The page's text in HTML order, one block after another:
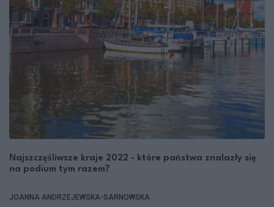
Najszczęśliwsze kraje 2022 - które państwa znalazły się
na podium tym razem?
JOANNA ANDRZEJEWSKA-SARNOWSKA